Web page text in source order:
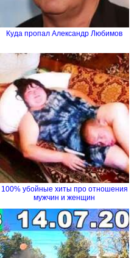
Куда пропал Александр Любимов
100% убойные хиты про отношения
мужчин и женщин